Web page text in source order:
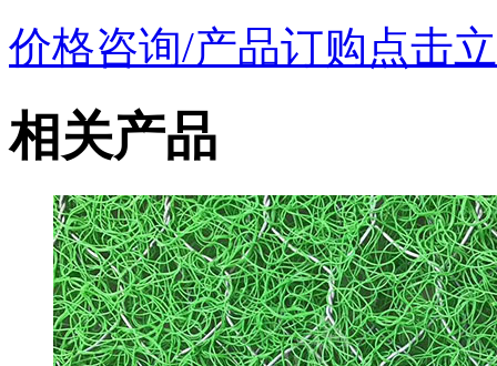
价格咨询/产品订购点击
相关产品